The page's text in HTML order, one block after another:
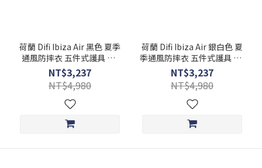
荷蘭 Difi Ibiza Air 黑色 夏季
通風防摔衣 五件式護具 肩/
肘/背 CE認證護具 102240
NT$3,237
NT$4,980
荷蘭 Difi Ibiza Air 銀白色 夏
季通風防摔衣 五件式護具 肩/
肘/背 CE認證護具 102240
NT$3,237
NT$4,980